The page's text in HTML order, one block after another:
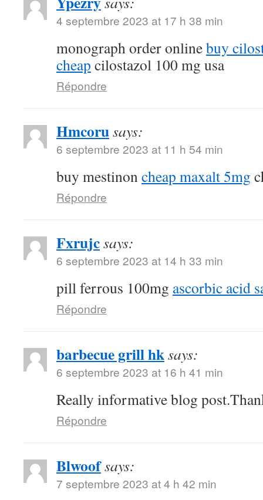
4 septembre 2023 at 17 h 38 min
monograph order onlinebuy
cheap cilostazol 100 mg usa
Répondre
Hmcorusays:
6 septembre 2023 at 11 h 54 min
buy mestinoncheap maxalt 5mg
Répondre
Fxrujcsays:
6 septembre 2023 at 14 h 33 min
pill ferrous 100mg ascorbic acid
Répondre
barbecue grill hksays:
6 septembre 2023 at 16 h 41 min
Really informative blog
Répondre
Blwoofsays:
7 septembre 2023 at 4 h 42 min